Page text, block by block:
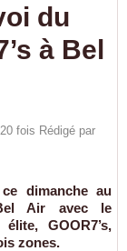
du
à Bel
fois Rédigé par
dimanche au
Air avec le
GOOR7’s,
zones.